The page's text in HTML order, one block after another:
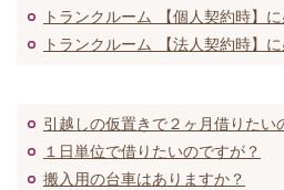
トランクルーム 【個人契約時】
トランクルーム 【法人契約時】
引越しの仮置きで２ヶ月借りた
１日単位で借りたいのですが？
搬入用の台車はありますか？